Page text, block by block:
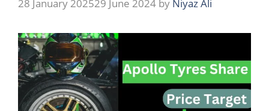
28 January 202529 June 2024 by Niyaz Ali